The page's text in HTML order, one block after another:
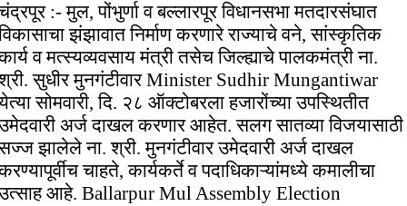
:- मुल, पोंभुर्णा व बल्लारपूर विधानसभा मतदारसंघात
झंझावात निर्माण करणारे राज्याचे वने, सांस्कृतिक
व मत्स्यव्यवसाय मंत्री तसेच जिल्ह्याचे पालकमंत्री ना.
सुधीर मुनगंटीवार Minister Sudhir Mungantiwar
सोमवारी, दि. २८ ऑक्टोबरला हजारोंच्या उपस्थितीत
अर्ज दाखल करणार आहेत. सलग सातव्या विजयासाठी
झालेले ना. श्री. मुनगंटीवार उमेदवारी अर्ज दाखल
चाहते, कार्यकर्ते व पदाधिकाऱ्यांमध्ये कमालीचा
आहे. Ballarpur Mul Assembly Election